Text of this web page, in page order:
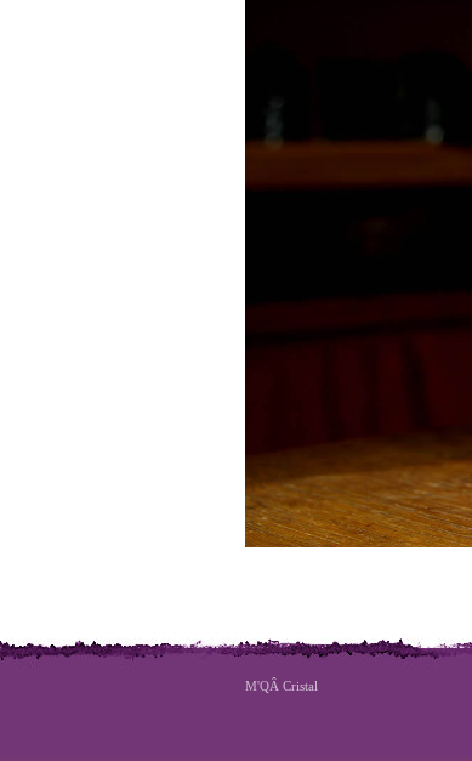
M'QÂ Cristal